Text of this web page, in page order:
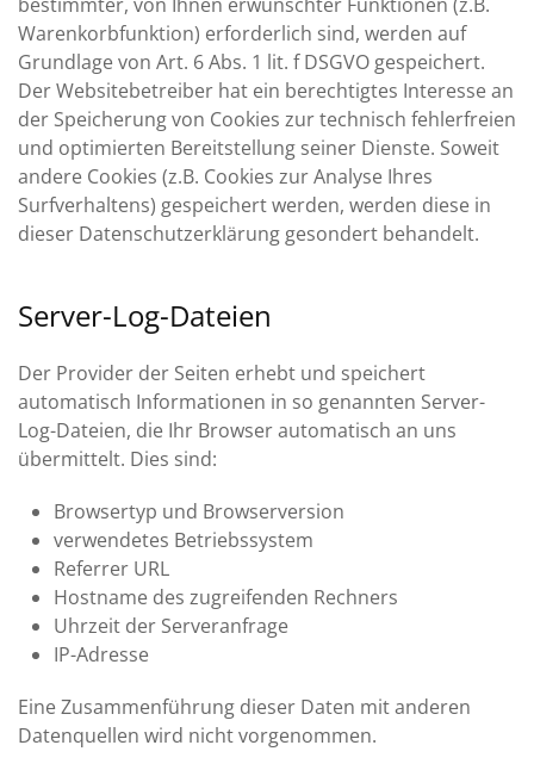
Warenkorbfunktion) erforderlich sind, werden auf
Grundlage von Art. 6 Abs. 1 lit. f DSGVO gespeichert.
Der Websitebetreiber hat ein berechtigtes Interesse an
der Speicherung von Cookies zur technisch fehlerfreien
und optimierten Bereitstellung seiner Dienste. Soweit
andere Cookies (z.B. Cookies zur Analyse Ihres
Surfverhaltens) gespeichert werden, werden diese in
dieser Datenschutzerklärung gesondert behandelt.
Server-Log-Dateien
Der Provider der Seiten erhebt und speichert
automatisch Informationen in so genannten Server-
Log-Dateien, die Ihr Browser automatisch an uns
übermittelt. Dies sind:
Browsertyp und Browserversion
verwendetes Betriebssystem
Referrer URL
Hostname des zugreifenden Rechners
Uhrzeit der Serveranfrage
IP-Adresse
Eine Zusammenführung dieser Daten mit anderen
Datenquellen wird nicht vorgenommen.